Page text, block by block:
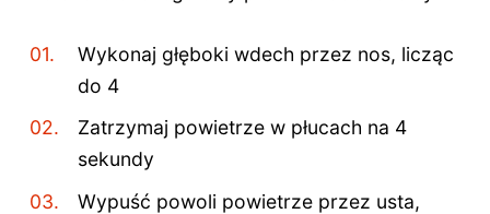
Wykonaj głęboki wdech przez nos, licząc
do 4
Zatrzymaj powietrze w płucach na 4
sekundy
Wypuść powoli powietrze przez usta,